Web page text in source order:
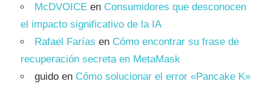
McDVOICE en Consumidores que desconocen
el impacto significativo de la IA
Rafael Farías en Cómo encontrar su frase de
recuperación secreta en MetaMask
guido en Cómo solucionar el error «Pancake K»